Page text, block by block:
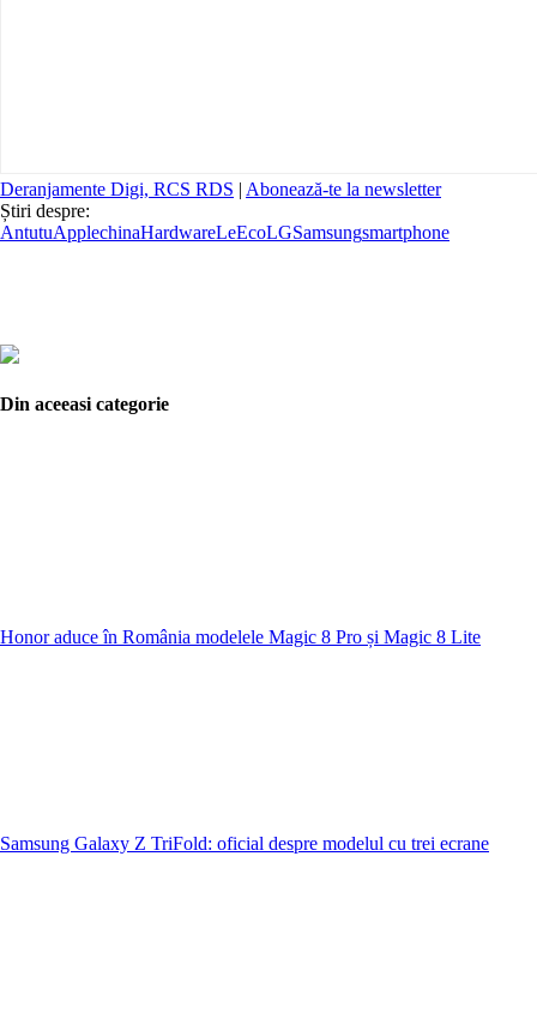
Deranjamente Digi, RCS RDS | Abonează-te la newsletter
Știri despre:
AntutuApplechinaHardwareLeEcoLGSamsungsmartphone
Din aceeasi categorie
Honor aduce în România modelele Magic 8 Pro și Magic 8 Lite
Samsung Galaxy Z TriFold: oficial despre modelul cu trei ecrane